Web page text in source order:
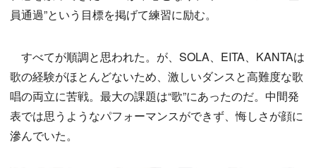
員通過”という目標を掲げて練習に励む。
すべてが順調と思われた。が、SOLA、EITA、KANTAは
歌の経験がほとんどないため、激しいダンスと高難度な歌
唱の両立に苦戦。最大の課題は“歌”にあったのだ。中間発
表では思うようなパフォーマンスができず、悔しさが顔に
滲んでいた。